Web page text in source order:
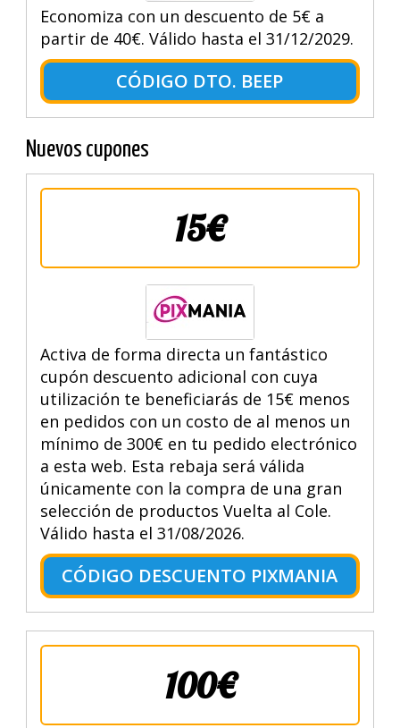
Economiza con un descuento de 5€ a
partir de 40€. Válido hasta el 31/12/2029.
CÓDIGO DTO. BEEP
Nuevos cupones
15€
Activa de forma directa un fantástico
cupón descuento adicional con cuya
utilización te beneficiarás de 15€ menos
en pedidos con un costo de al menos un
mínimo de 300€ en tu pedido electrónico
a esta web. Esta rebaja será válida
únicamente con la compra de una gran
selección de productos Vuelta al Cole.
Válido hasta el 31/08/2026.
CÓDIGO DESCUENTO PIXMANIA
100€